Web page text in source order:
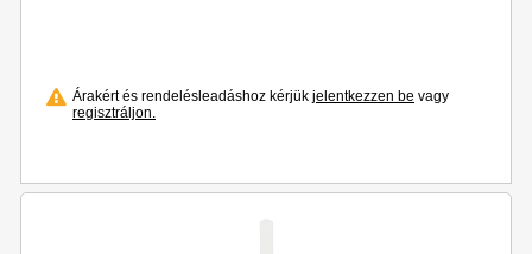
Árakért és rendelésleadáshoz kérjük jelentkezzen be vagy
regisztráljon.